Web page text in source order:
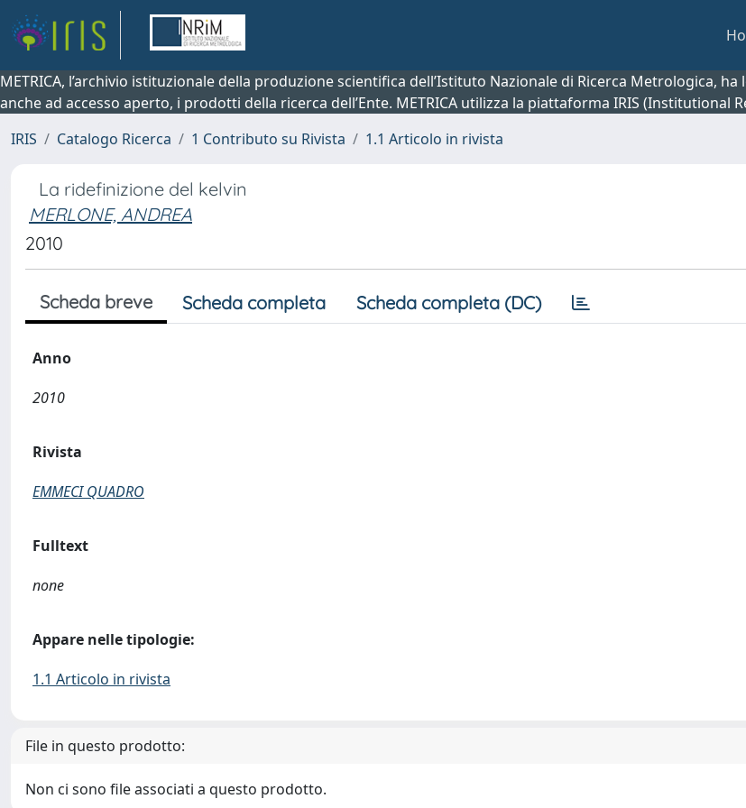
METRICA, l’archivio istituzionale della produzione scientifica dell’Istituto Nazionale di Ricerca Metrologica,
anche ad accesso aperto, i prodotti della ricerca dell’Ente. METRICA utilizza la piattaforma IRIS (Institutional
IRIS
Catalogo Ricerca 1 Contributo su Rivista 1.1 Articolo in rivista
La ridefinizione del kelvin
MERLONE, ANDREA
2010
Scheda breve Scheda completa Scheda completa (DC)
Anno
2010
Rivista
EMMECI QUADRO
Fulltext
none
Appare nelle tipologie:
1.1 Articolo in rivista
File in questo prodotto:
Non ci sono file associati a questo prodotto.